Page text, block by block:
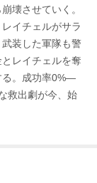
壊させていく。
イチェルがサラ
装した軍隊も警
レイチェルを奪
る。成功率0%―
救出劇が今、始